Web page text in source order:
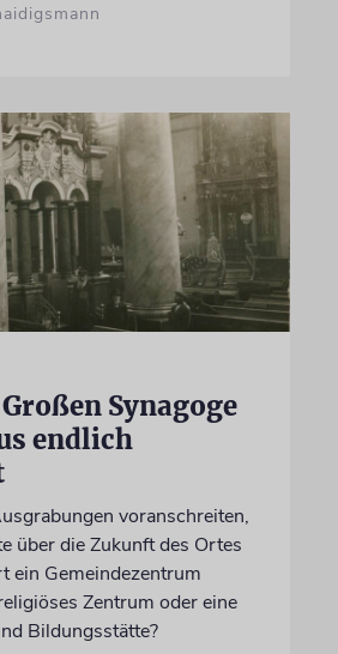
Synagoge
endlich
voranschreiten,
über die Zukunft des Ortes
ein Gemeindezentrum
Zentrum oder eine
Bildungsstätte?